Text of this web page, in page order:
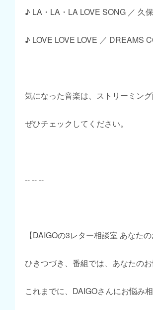
♪ LA・LA・LA LOVE SONG ／ 久
♪ LOVE LOVE LOVE ／ DREAMS
気になった音楽は、ストリーミン
ぜひチェックしてください。
-- -- --
【DAIGOの3レター相談室 あなた
ひきつづき、番組では、あなたの
これまでに、DAIGOさんにお悩み相